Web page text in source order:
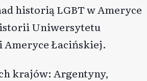
historią LGBT w Ameryce
Uniwersytetu
Ameryce Łacińskiej.
krajów: Argentyny,